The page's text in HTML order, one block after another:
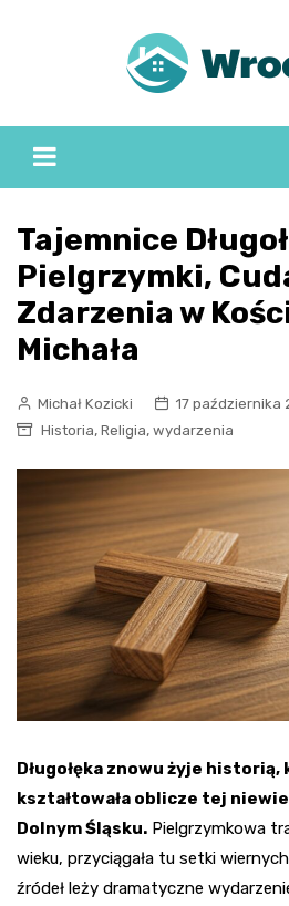
Tajemnice
Pielgrzymki,
Zdarzenia w
Michała
Michał Kozicki
17 października
Historia, Religia, wydarzenia
Długołęka znowu żyje
kształtowała oblicze tej
Dolnym Śląsku. Pielgrzymkowa
wieku, przyciągała tu setki
źródeł leży dramatyczne